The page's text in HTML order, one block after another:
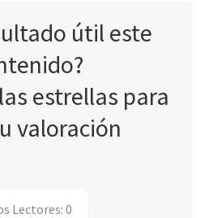
útil este
estrellas para
valoración
Lectores: 0